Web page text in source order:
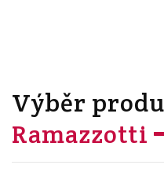
Výběr
Ramazzotti